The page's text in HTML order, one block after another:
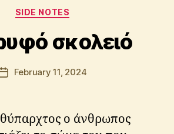
Categories
SIDE NOTES
σκολειό
Post
author
o
t
o
o
ri
ti
PostFebruary 11, 2024
ο άνθρωπος